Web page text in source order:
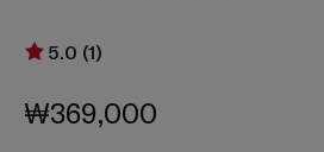
5.0 (1)
₩369,000